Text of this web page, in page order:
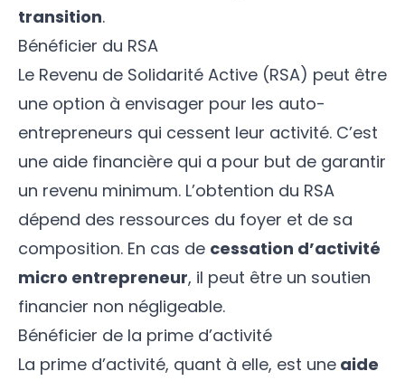
transition.
Bénéficier du RSA
Le Revenu de Solidarité Active (RSA) peut être
une option à envisager pour les auto-
entrepreneurs qui cessent leur activité. C’est
une aide financière qui a pour but de garantir
un revenu minimum. L’obtention du RSA
dépend des ressources du foyer et de sa
composition. En cas de cessation d’activité
micro entrepreneur, il peut être un soutien
financier non négligeable.
Bénéficier de la prime d’activité
La prime d’activité, quant à elle, est une aide